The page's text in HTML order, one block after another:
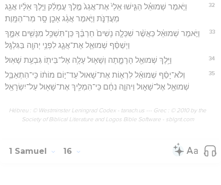
32
וַיֹּ֣אמֶר שְׁמוּאֵ֗ל הַגִּ֤ישׁוּ אֵלַי֙ אֶת־אֲגַג֙ מֶ֣לֶךְ עֲמָלֵ֔ק וַיֵּ֣לֶךְ אֵלָ֔יו אֲגַ֖ג
מַעֲדַנֹּ֑ת וַיֹּ֣אמֶר אֲגָ֔ג אָכֵ֖ן סָ֥ר מַר־הַמָּֽוֶת׃
33
וַיֹּ֣אמֶר שְׁמוּאֵ֔ל כַּאֲשֶׁ֨ר שִׁכְּלָ֤ה נָשִׁים֙ חַרְבֶּ֔ךָ כֵּן־תִּשְׁכַּ֥ל מִנָּשִׁ֖ים אִמֶּ֑ךָ
וַיְשַׁסֵּ֨ף שְׁמוּאֵ֧ל אֶת־אֲגָ֛ג לִפְנֵ֥י יְהוָ֖ה בַּגִּלְגָּֽל׃
34 וַיֵּ֥לֶךְ שְׁמוּאֵ֖ל הָרָמָ֑תָה וְשָׁא֛וּל עָלָ֥ה אֶל־בֵּית֖וֹ גִּבְעַ֥ת שָׁאֽוּל׃
35
וְלֹא־יָסַ֨ף שְׁמוּאֵ֜ל לִרְא֤וֹת אֶת־שָׁאוּל֙ עַד־י֣וֹם מוֹת֔וֹ כִּֽי־הִתְאַבֵּ֥ל
שְׁמוּאֵ֖ל אֶל־שָׁא֑וּל וַיהוָ֣ה נִחָ֔ם כִּֽי־הִמְלִ֥יךְ אֶת־שָׁא֖וּל עַל־יִשְׂרָאֵֽל׃
Hébreu : © Westminster Leningrad Codex - tanach.us --- Grec : © 2010 by the
Society of Biblical Literature and Logos Bible Software - sblgnt.com
1 Samuel 16